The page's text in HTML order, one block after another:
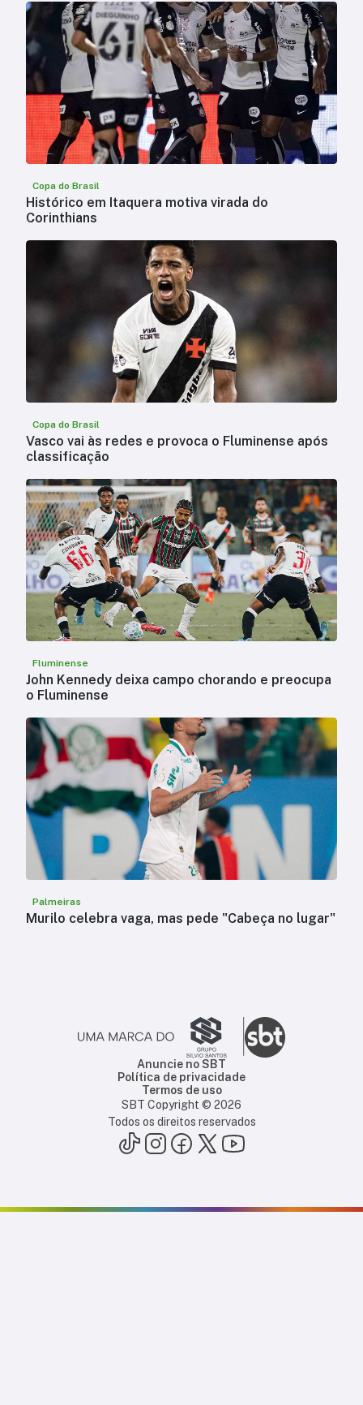
Copa do Brasil
Histórico em Itaquera motiva virada do
Corinthians
Copa do Brasil
Vasco vai às redes e provoca o Fluminense após
classificação
Fluminense
John Kennedy deixa campo chorando e preocupa
o Fluminense
Palmeiras
Murilo celebra vaga, mas pede "Cabeça no lugar"
Anuncie no SBT
Política de privacidade
Termos de uso
SBT Copyright © 2026
Todos os direitos reservados